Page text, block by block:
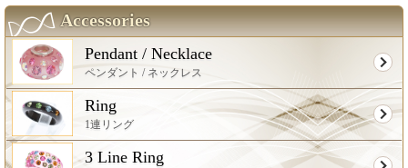
Accessories
Pendant / Necklace
ペンダント / ネックレス
Ring
1連リング
3 Line Ring